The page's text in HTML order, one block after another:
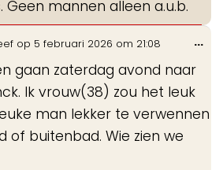
mannen alleen a.u.b.
op 5 februari 2026 om 21:08
gaan zaterdag avond naar
Ik vrouw(38) zou het leuk
man lekker te verwennen
of buitenbad. Wie zien we
...